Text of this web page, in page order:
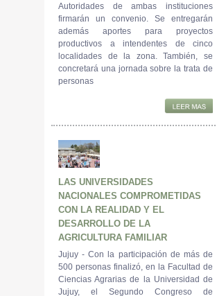
Autoridades de ambas instituciones
firmarán un convenio. Se entregarán
además aportes para proyectos
productivos a intendentes de cinco
localidades de la zona. También, se
concretará una jornada sobre la trata de
personas
LAS UNIVERSIDADES
NACIONALES COMPROMETIDAS
CON LA REALIDAD Y EL
DESARROLLO DE LA
AGRICULTURA FAMILIAR
Jujuy - Con la participación de más de
500 personas finalizó, en la Facultad de
Ciencias Agrarias de la Universidad de
Jujuy, el Segundo Congreso de